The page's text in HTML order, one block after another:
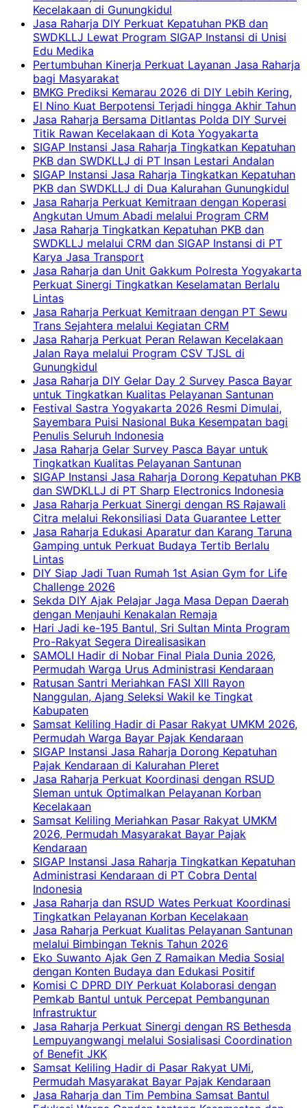
Kecelakaan di Gunungkidul
Jasa Raharja DIY Perkuat Kepatuhan PKB dan
SWDKLLJ Lewat Program SIGAP Instansi di Unisi
Edu Medika
Pertumbuhan Kinerja Perkuat Layanan Jasa Raharja
bagi Masyarakat
BMKG Prediksi Kemarau 2026 di DIY Lebih Kering,
El Nino Kuat Berpotensi Terjadi hingga Akhir Tahun
Jasa Raharja Bersama Ditlantas Polda DIY Survei
Titik Rawan Kecelakaan di Kota Yogyakarta
SIGAP Instansi Jasa Raharja Tingkatkan Kepatuhan
PKB dan SWDKLLJ di PT Insan Lestari Andalan
SIGAP Instansi Jasa Raharja Tingkatkan Kepatuhan
PKB dan SWDKLLJ di Dua Kalurahan Gunungkidul
Jasa Raharja Perkuat Kemitraan dengan Koperasi
Angkutan Umum Abadi melalui Program CRM
Jasa Raharja Tingkatkan Kepatuhan PKB dan
SWDKLLJ melalui CRM dan SIGAP Instansi di PT
Karya Jasa Transport
Jasa Raharja dan Unit Gakkum Polresta Yogyakarta
Perkuat Sinergi Tingkatkan Keselamatan Berlalu
Lintas
Jasa Raharja Perkuat Kemitraan dengan PT Sewu
Trans Sejahtera melalui Kegiatan CRM
Jasa Raharja Perkuat Peran Relawan Kecelakaan
Jalan Raya melalui Program CSV TJSL di
Gunungkidul
Jasa Raharja DIY Gelar Day 2 Survey Pasca Bayar
untuk Tingkatkan Kualitas Pelayanan Santunan
Festival Sastra Yogyakarta 2026 Resmi Dimulai,
Sayembara Puisi Nasional Buka Kesempatan bagi
Penulis Seluruh Indonesia
Jasa Raharja Gelar Survey Pasca Bayar untuk
Tingkatkan Kualitas Pelayanan Santunan
SIGAP Instansi Jasa Raharja Dorong Kepatuhan PKB
dan SWDKLLJ di PT Sharp Electronics Indonesia
Jasa Raharja Perkuat Sinergi dengan RS Rajawali
Citra melalui Rekonsiliasi Data Guarantee Letter
Jasa Raharja Edukasi Aparatur dan Karang Taruna
Gamping untuk Perkuat Budaya Tertib Berlalu
Lintas
DIY Siap Jadi Tuan Rumah 1st Asian Gym for Life
Challenge 2026
Sekda DIY Ajak Pelajar Jaga Masa Depan Daerah
dengan Menjauhi Kenakalan Remaja
Hari Jadi ke-195 Bantul, Sri Sultan Minta Program
Pro-Rakyat Segera Direalisasikan
SAMOLI Hadir di Nobar Final Piala Dunia 2026,
Permudah Warga Urus Administrasi Kendaraan
Ratusan Santri Meriahkan FASI XIII Rayon
Nanggulan, Ajang Seleksi Wakil ke Tingkat
Kabupaten
Samsat Keliling Hadir di Pasar Rakyat UMKM 2026,
Permudah Warga Bayar Pajak Kendaraan
SIGAP Instansi Jasa Raharja Dorong Kepatuhan
Pajak Kendaraan di Kalurahan Pleret
Jasa Raharja Perkuat Koordinasi dengan RSUD
Sleman untuk Optimalkan Pelayanan Korban
Kecelakaan
Samsat Keliling Meriahkan Pasar Rakyat UMKM
2026, Permudah Masyarakat Bayar Pajak
Kendaraan
SIGAP Instansi Jasa Raharja Tingkatkan Kepatuhan
Administrasi Kendaraan di PT Cobra Dental
Indonesia
Jasa Raharja dan RSUD Wates Perkuat Koordinasi
Tingkatkan Pelayanan Korban Kecelakaan
Jasa Raharja Perkuat Kualitas Pelayanan Santunan
melalui Bimbingan Teknis Tahun 2026
Eko Suwanto Ajak Gen Z Ramaikan Media Sosial
dengan Konten Budaya dan Edukasi Positif
Komisi C DPRD DIY Perkuat Kolaborasi dengan
Pemkab Bantul untuk Percepat Pembangunan
Infrastruktur
Jasa Raharja Perkuat Sinergi dengan RS Bethesda
Lempuyangwangi melalui Sosialisasi Coordination
of Benefit JKK
Samsat Keliling Hadir di Pasar Rakyat UMi,
Permudah Masyarakat Bayar Pajak Kendaraan
Jasa Raharja dan Tim Pembina Samsat Bantul